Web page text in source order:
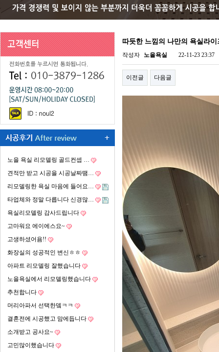
노을 욕실 리모델링 골드컨셉 …
견적만 받고 시공을 시공날짜땜…
리모델링한 욕실 마음에 들어요…
타업체와 정말 다릅니다 신경많…
욕실리모델링 감사드립니다
고마워요 에이에스요~
고생하셨어욤!!
화장실의 성공적인 변신ㅎㅎ
아파트 리모델링 잘했습니다
노을욕실에서 리모델링했습니다
추천합니다
머리아파서 선택한뎈ㅋㅋ
결혼전에 시공했고 맘에듭니다
소개받고 공사요~
고민많이했습니다
따듯한 느낌의 나만의 욕실라이
작성자 노을욕실 22-11-23 23:37
이전글 다음글